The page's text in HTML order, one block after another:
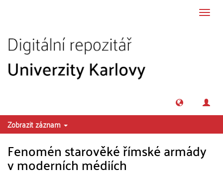
Zobrazit záznam
Fenomén starověké římské armády
v moderních médiích